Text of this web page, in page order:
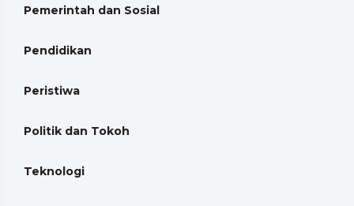
Pemerintah dan Sosial
Pendidikan
Peristiwa
Politik dan Tokoh
Teknologi